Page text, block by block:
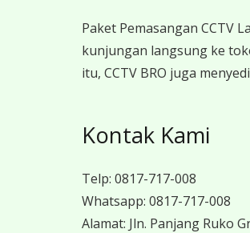
Paket Pemasangan CCTV
kunjungan langsung ke
itu, CCTV BRO juga
Kontak Kami
Telp: 0817-717-008
Whatsapp: 0817-717-008
Alamat: Jln. Panjang Ruko